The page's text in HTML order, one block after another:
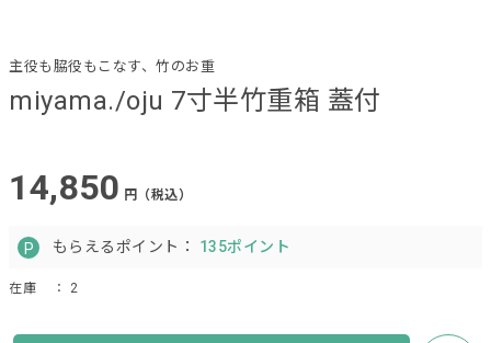
miyama./oju 7寸半竹重箱 蓋付
主役も脇役もこなす、竹のお重
14,850 円（税込）
もらえるポイント： 135ポイント
在庫 ： 2